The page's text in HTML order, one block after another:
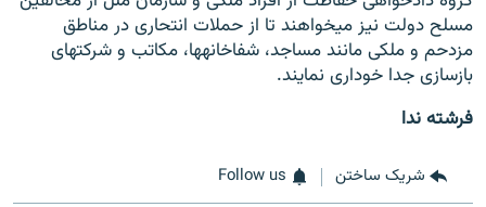
مسلح دولت نیز می‎خواهند تا از حملات انتحاری در مناطق
مزدحم و ملکی مانند مساجد، شفاخانه‎ها، مکاتب و شرکت‎های
بازسازی جدا خوداری نمایند.
فرشته ندا
شریک ساختن Follow us